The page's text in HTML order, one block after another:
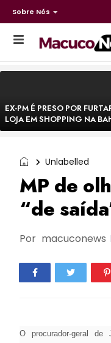
Sobre Nós
EX-PM É PRESO POR
LOJA EM SHOPPING NA
ESCAPA CORRENDO DE
Unlabelled
MP de
“de
Por macuconews
O procurador-geral